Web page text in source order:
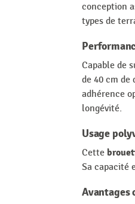
conception
types de
Capable de
de 40 cm
adhérence
longévité.
Usage
Cette
Sa capacité
Avantages